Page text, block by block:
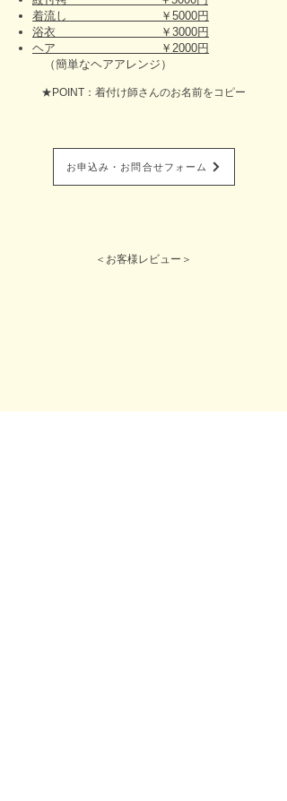
着流し ￥5000円
浴衣 ￥3000円
ヘア ￥2000円
（簡単なヘアアレンジ）
★POINT：着付け師さんのお名前をコピー
お申込み・お問合せフォーム
＜お客様レビュー＞